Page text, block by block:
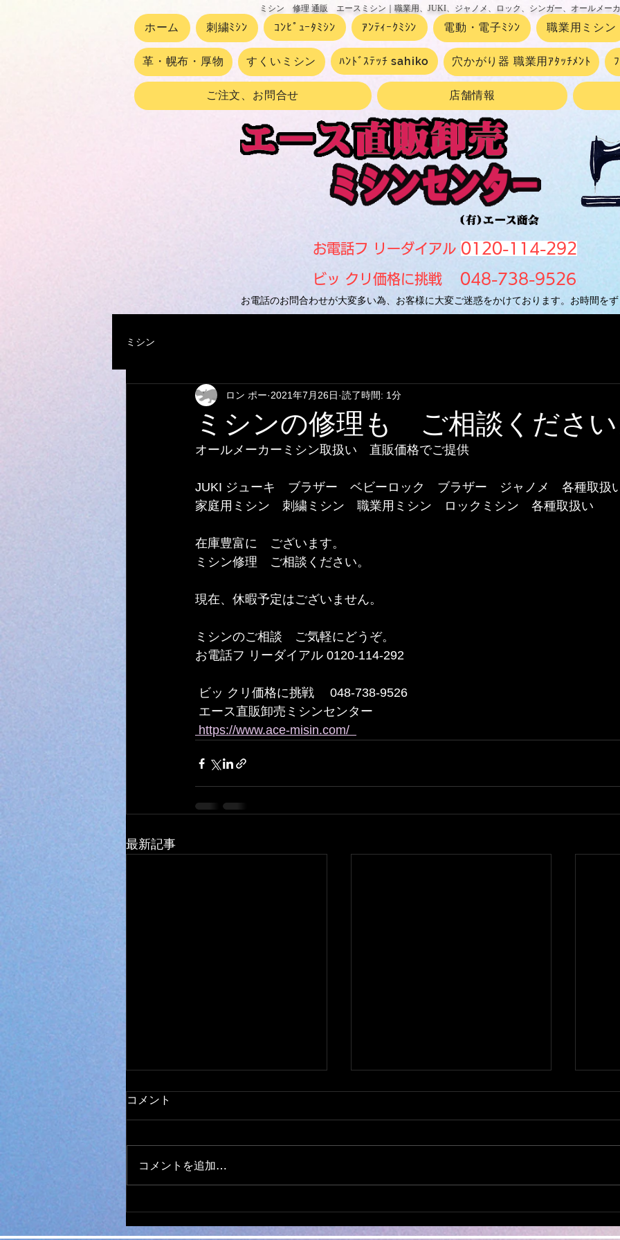
ホーム 刺繍ﾐｼﾝ ｺﾝﾋﾟｭｰﾀﾐｼﾝ ｱﾝﾃｨｰｸﾐｼﾝ 電動・電子ﾐｼﾝ 職業用ミシン
革・幌布・厚物 すくいミシン ﾊﾝﾄﾞｽﾃｯﾁ sahiko 穴かがり器 職業用ｱﾀｯﾁﾒﾝﾄ
ご注文、お問合せ 店舗情報
ミシン 修理 通販 エースミシン｜職業用、JUKI、ジャノメ、ロック、シンガー、オールメー
お電話フ リーダイアル 0120-114-292
ビッ クリ価格に挑戦 048-738-9526
お電話のお問合わせが大変多い為、お客様に大変ご迷惑をかけております。お時間を
ミシン
ミシンの修理も ご相談くださ
ロン ポー 2021年7月26日 読了時間: 1分
オールメーカーミシン取扱い　直販価格でご提供
JUKI ジューキ　ブラザー　ベビーロック　ブラザー　ジャノメ　各種取
家庭用ミシン　刺繍ミシン　職業用ミシン　ロックミシン　各種取扱い
在庫豊富に　ございます。
ミシン修理　ご相談ください。
現在、休暇予定はございません。
ミシンのご相談　ご気軽にどうぞ。
お電話フ リーダイアル 0120-114-292
ビッ クリ価格に挑戦　 048-738-9526
エース直販卸売ミシンセンター
https://www.ace-misin.com/
最新記事
オールメーカー ミシン 取
で、購入されたミシンでもokで
す。 ダンボール、や、みかん箱
ミシンの修理なら おまかせ
す。 ダンボール、や、みかん箱
他
す。 ダンボール、や、みかん箱
コメント
コメントを追加…